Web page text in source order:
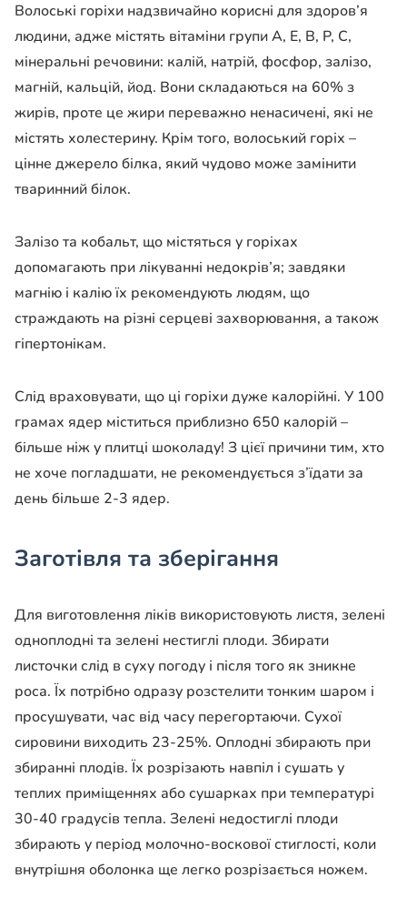
Волоські горіхи надзвичайно корисні для здоров’я
людини, адже містять вітаміни групи А, Е, В, Р, С,
мінеральні речовини: калій, натрій, фосфор, залізо,
магній, кальцій, йод. Вони складаються на 60% з
жирів, проте це жири переважно ненасичені, які не
містять холестерину. Крім того, волоський горіх –
цінне джерело білка, який чудово може замінити
тваринний білок.
Залізо та кобальт, що містяться у горіхах
допомагають при лікуванні недокрів’я; завдяки
магнію і калію їх рекомендують людям, що
страждають на різні серцеві захворювання, а також
гіпертонікам.
Слід враховувати, що ці горіхи дуже калорійні. У 100
грамах ядер міститься приблизно 650 калорій –
більше ніж у плитці шоколаду! З цієї причини тим, хто
не хоче погладшати, не рекомендується з’їдати за
день більше 2-3 ядер.
Заготівля та зберігання
Для виготовлення ліків використовують листя, зелені
одноплодні та зелені нестиглі плоди. Збирати
листочки слід в суху погоду і після того як зникне
роса. Їх потрібно одразу розстелити тонким шаром і
просушувати, час від часу перегортаючи. Сухої
сировини виходить 23-25%. Оплодні збирають при
збиранні плодів. Їх розрізають навпіл і сушать у
теплих приміщеннях або сушарках при температурі
30-40 градусів тепла. Зелені недостиглі плоди
збирають у період молочно-воскової стиглості, коли
внутрішня оболонка ще легко розрізається ножем.